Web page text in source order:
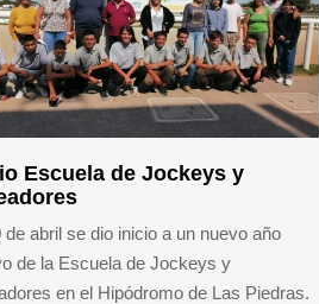
Escuela de Jockeys y
de abril se dio inicio a un nuevo año
de la Escuela de Jockeys y
en el Hipódromo de Las Piedras.